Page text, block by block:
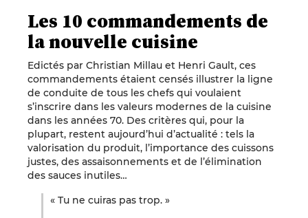
Les 10 commandements de
la nouvelle cuisine
Edictés par Christian Millau et Henri Gault, ces
commandements étaient censés illustrer la ligne
de conduite de tous les chefs qui voulaient
s’inscrire dans les valeurs modernes de la cuisine
dans les années 70. Des critères qui, pour la
plupart, restent aujourd’hui d’actualité : tels la
valorisation du produit, l’importance des cuissons
justes, des assaisonnements et de l’élimination
des sauces inutiles…
« Tu ne cuiras pas trop. »